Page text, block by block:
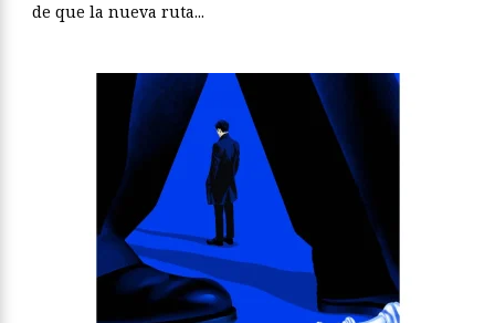
de que la nueva ruta...